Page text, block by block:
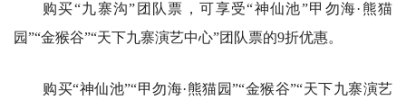
购买“九寨沟”团队票，可享受“神仙池”甲勿海·熊猫
园”“金猴谷”“天下九寨演艺中心”团队票的9折优惠。
购买“神仙池”“甲勿海·熊猫园”“金猴谷”“天下九寨演艺